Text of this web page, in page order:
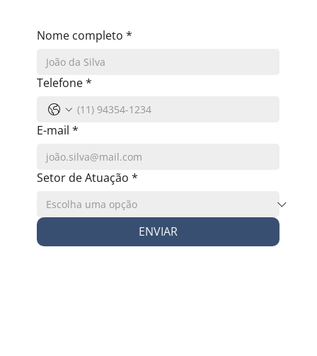
Nome completo *
Telefone*
E-mail *
Setor de Atuação *
ENVIAR